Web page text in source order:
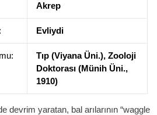
Akrep
Evliydi
Tıp (Viyana Üni.), Zooloji
Doktorası (Münih Üni.,
1910)
devrim yaratan, bal arılarının “waggle